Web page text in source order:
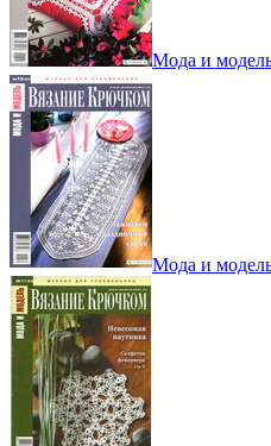
Мода и
Мода и